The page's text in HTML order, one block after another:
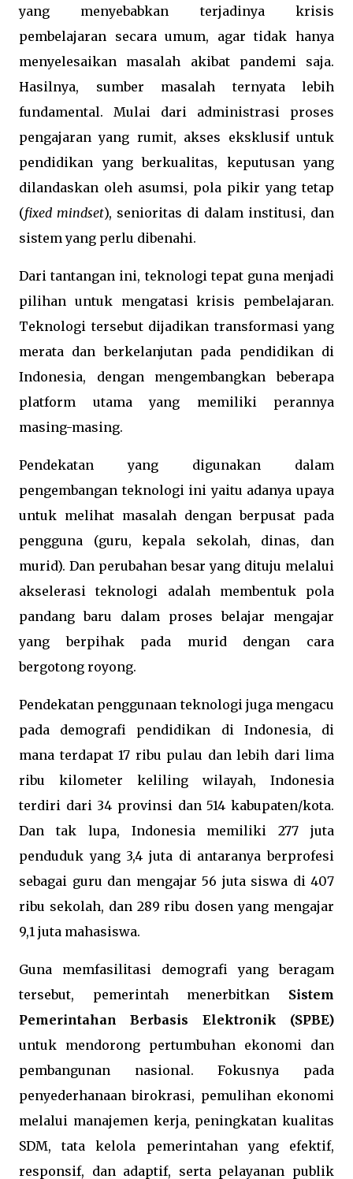
yang menyebabkan terjadinya krisis
pembelajaran secara umum, agar tidak hanya
menyelesaikan masalah akibat pandemi saja.
Hasilnya, sumber masalah ternyata lebih
fundamental. Mulai dari administrasi proses
pengajaran yang rumit, akses eksklusif untuk
pendidikan yang berkualitas, keputusan yang
dilandaskan oleh asumsi, pola pikir yang tetap
(fixed mindset), senioritas di dalam institusi, dan
sistem yang perlu dibenahi.
Dari tantangan ini, teknologi tepat guna menjadi
pilihan untuk mengatasi krisis pembelajaran.
Teknologi tersebut dijadikan transformasi yang
merata dan berkelanjutan pada pendidikan di
Indonesia, dengan mengembangkan beberapa
platform utama yang memiliki perannya
masing-masing.
Pendekatan yang digunakan dalam
pengembangan teknologi ini yaitu adanya upaya
untuk melihat masalah dengan berpusat pada
pengguna (guru, kepala sekolah, dinas, dan
murid). Dan perubahan besar yang dituju melalui
akselerasi teknologi adalah membentuk pola
pandang baru dalam proses belajar mengajar
yang berpihak pada murid dengan cara
bergotong royong.
Pendekatan penggunaan teknologi juga mengacu
pada demografi pendidikan di Indonesia, di
mana terdapat 17 ribu pulau dan lebih dari lima
ribu kilometer keliling wilayah, Indonesia
terdiri dari 34 provinsi dan 514 kabupaten/kota.
Dan tak lupa, Indonesia memiliki 277 juta
penduduk yang 3,4 juta di antaranya berprofesi
sebagai guru dan mengajar 56 juta siswa di 407
ribu sekolah, dan 289 ribu dosen yang mengajar
9,1 juta mahasiswa.
Guna memfasilitasi demografi yang beragam
tersebut, pemerintah menerbitkan Sistem
Pemerintahan Berbasis Elektronik (SPBE)
untuk mendorong pertumbuhan ekonomi dan
pembangunan nasional. Fokusnya pada
penyederhanaan birokrasi, pemulihan ekonomi
melalui manajemen kerja, peningkatan kualitas
SDM, tata kelola pemerintahan yang efektif,
responsif, dan adaptif, serta pelayanan publik